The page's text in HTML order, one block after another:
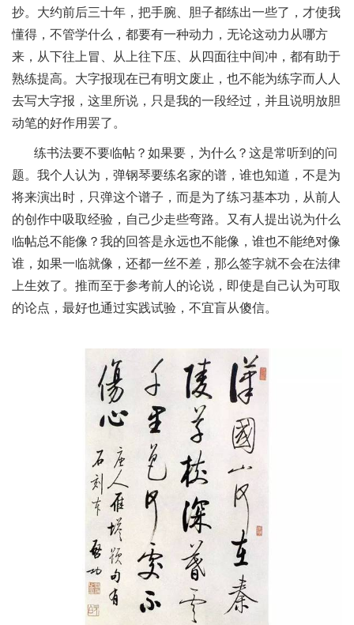
抄。大约前后三十年，把手腕、胆子都练出一些了，才使我
懂得，不管学什么，都要有一种动力，无论这动力从哪方
来，从下往上冒、从上往下压、从四面往中间冲，都有助于
熟练提高。大字报现在已有明文废止，也不能为练字而人人
去写大字报，这里所说，只是我的一段经过，并且说明放胆
动笔的好作用罢了。
练书法要不要临帖？如果要，为什么？这是常听到的问
题。我个人认为，弹钢琴要练名家的谱，谁也知道，不是为
将来演出时，只弹这个谱子，而是为了练习基本功，从前人
的创作中吸取经验，自己少走些弯路。又有人提出说为什么
临帖总不能像？我的回答是永远也不能像，谁也不能绝对像
谁，如果一临就像，还都一丝不差，那么签字就不会在法律
上生效了。推而至于参考前人的论说，即使是自己认为可取
的论点，最好也通过实践试验，不宜盲从傻信。